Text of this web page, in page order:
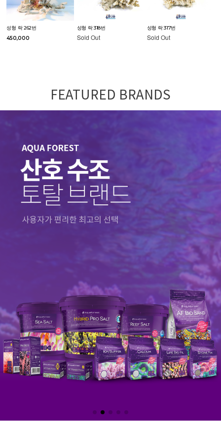
성형 락 262번
450,000
성형 락 318번
Sold Out
성형 락 317번
Sold Out
FEATURED BRANDS